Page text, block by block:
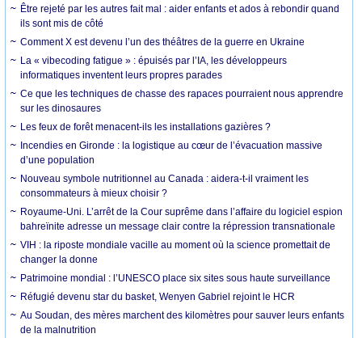
Être rejeté par les autres fait mal : aider enfants et ados à rebondir quand
ils sont mis de côté
Comment X est devenu l’un des théâtres de la guerre en Ukraine
La « vibecoding fatigue » : épuisés par l’IA, les développeurs
informatiques inventent leurs propres parades
Ce que les techniques de chasse des rapaces pourraient nous apprendre
sur les dinosaures
Les feux de forêt menacent-ils les installations gazières ?
Incendies en Gironde : la logistique au cœur de l’évacuation massive
d’une population
Nouveau symbole nutritionnel au Canada : aidera-t-il vraiment les
consommateurs à mieux choisir ?
Royaume-Uni. L’arrêt de la Cour suprême dans l’affaire du logiciel espion
bahreïnite adresse un message clair contre la répression transnationale
VIH : la riposte mondiale vacille au moment où la science promettait de
changer la donne
Patrimoine mondial : l’UNESCO place six sites sous haute surveillance
Réfugié devenu star du basket, Wenyen Gabriel rejoint le HCR
Au Soudan, des mères marchent des kilomètres pour sauver leurs enfants
de la malnutrition